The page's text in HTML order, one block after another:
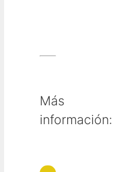
Más
información: